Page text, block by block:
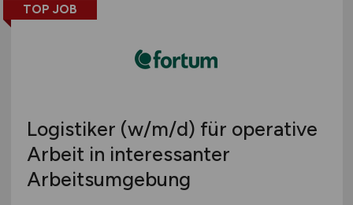
TOP JOB
Logistiker (w/m/d) für operative
Arbeit in interessanter
Arbeitsumgebung